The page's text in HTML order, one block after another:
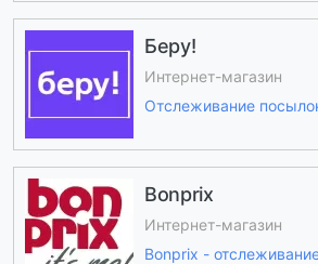
Беру!
Интернет-магазин
Отслеживание
Bonprix
Интернет-магазин
Bonprix -